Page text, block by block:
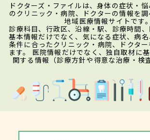
ドクターズ・ファイルは、身体の症状・
のクリニック・病院、ドクターの情報を
地域医療情報サイトです。
診療科目、行政区、沿線・駅、診療時間
基本情報だけでなく、気になる症状、病
条件に合ったクリニック・病院、ドクタ
ます。 医院情報だけでなく、独自取材に
関する情報（診療方針や得意な治療・検